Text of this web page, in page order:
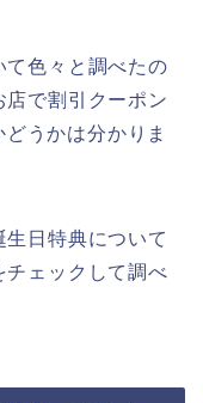
色々と調べたの
で割引クーポン
うかは分かりま
日特典について
ェックして調べ